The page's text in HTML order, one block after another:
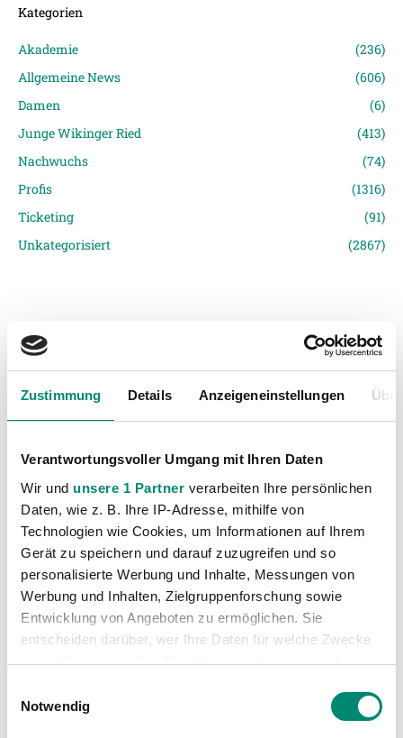
Zustimmung Details Anzeigeneinstellungen
Verantwortungsvoller Umgang mit Ihren Daten
Wir und unsere 1 Partner verarbeiten Ihre persönlichen
Daten, wie z. B. Ihre IP-Adresse, mithilfe von
Technologien wie Cookies, um Informationen auf Ihrem
Gerät zu speichern und darauf zuzugreifen und so
personalisierte Werbung und Inhalte, Messungen von
Werbung und Inhalten, Zielgruppenforschung sowie
Entwicklung von Angeboten zu ermöglichen. Sie
entscheiden darüber, wer Ihre Daten für welche Zwecke
nutzt. Sie können Ihre Einwilligung jederzeit über die
Trigger Symbol ändern oder widerrufen
Notwendig
Kategorien
Akademie
(236)
Allgemeine News
(606)
Damen
(6)
Junge Wikinger Ried
(413)
Nachwuchs
(74)
Profis
(1316)
Ticketing
(91)
Unkategorisiert
(2867)
WEITERE NEWS